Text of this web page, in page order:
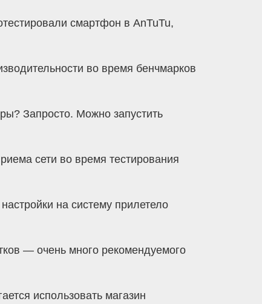
смартфон в AnTuTu,
во время бенчмарков
Запросто. Можно запустить
сети во время тестирования
на систему прилетело
— очень много рекомендуемого
использовать магазин